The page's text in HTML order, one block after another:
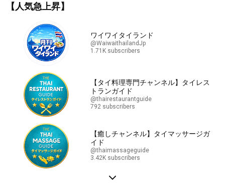
【人気急上昇】
ワイワイタイランド
@WaiwaithailandJp
1.71K subscribers
【タイ料理専門チャンネル】タイレス
トランガイド
@thairestaurantguide
792 subscribers
【癒しチャンネル】タイマッサージガ
イド
@thaimassageguide
3.42K subscribers